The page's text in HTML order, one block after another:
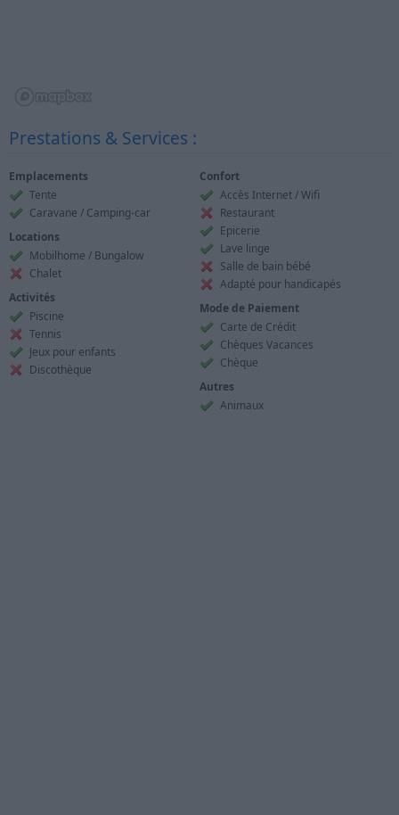
Prestations & Services :
Emplacements
Tente
Caravane / Camping-car
Locations
Mobilhome / Bungalow
Chalet
Activités
Piscine
Tennis
Jeux pour enfants
Discothèque
Confort
Accès Internet / Wifi
Restaurant
Epicerie
Lave linge
Salle de bain bébé
Adapté pour handicapés
Mode de Paiement
Carte de Crédit
Chèques Vacances
Chèque
Autres
Animaux